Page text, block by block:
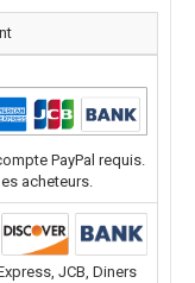
PayPal requis.
acheteurs.
JCB, Diners